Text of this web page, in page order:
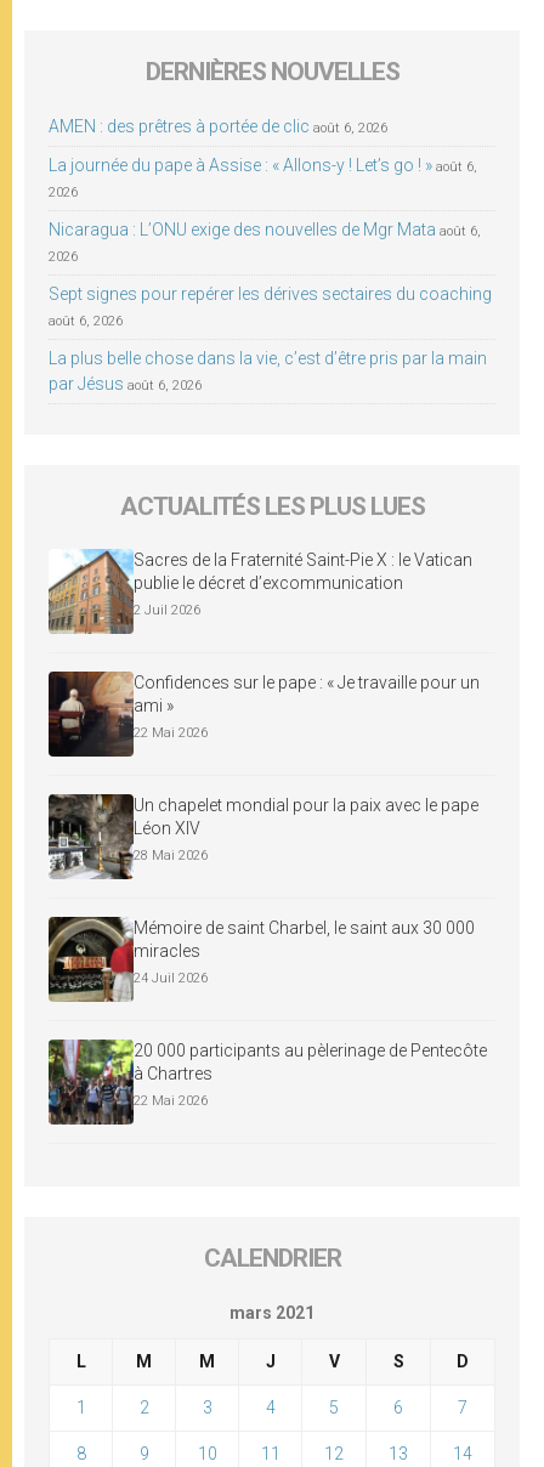
DERNIÈRES NOUVELLES
AMEN : des prêtres à portée de clic août 6, 2026
La journée du pape à Assise : « Allons-y ! Let’s go ! » août 6,
2026
Nicaragua : L’ONU exige des nouvelles de Mgr Mata août 6,
2026
Sept signes pour repérer les dérives sectaires du coaching
août 6, 2026
La plus belle chose dans la vie, c’est d’être pris par la main
par Jésus août 6, 2026
ACTUALITÉS LES PLUS LUES
Sacres de la Fraternité Saint-Pie X : le Vatican
publie le décret d’excommunication
2 Juil 2026
Confidences sur le pape : « Je travaille pour un
ami »
22 Mai 2026
Un chapelet mondial pour la paix avec le pape
Léon XIV
28 Mai 2026
Mémoire de saint Charbel, le saint aux 30 000
miracles
24 Juil 2026
20 000 participants au pèlerinage de Pentecôte
à Chartres
22 Mai 2026
CALENDRIER
mars 2021
L M M J V S D
1 2 3 4 5 6 7
8 9 10 11 12 13 14